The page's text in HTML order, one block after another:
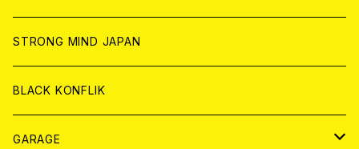
ANALOG
ANALOG
CD
ANALOG
CD
ANALOG
WORLD
CD
ANALOG
STRONG MIND JAPAN
BLACK KONFLIK
GARAGE